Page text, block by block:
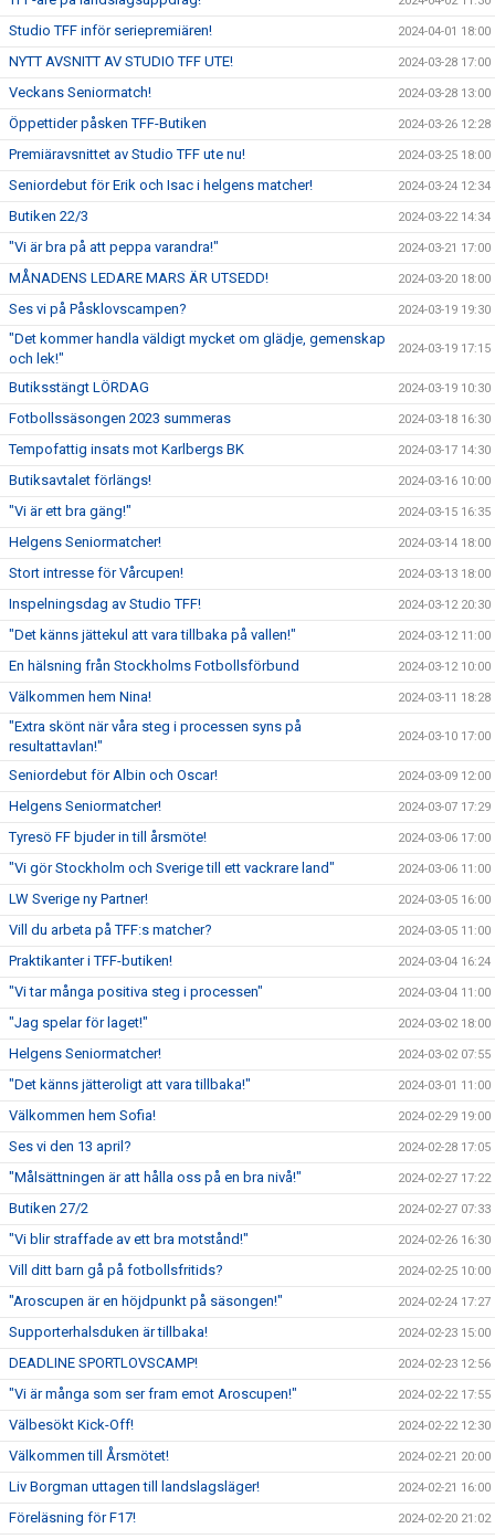
Studio TFF inför seriepremiären! 2024-04-01 18:00
NYTT AVSNITT AV STUDIO TFF UTE! 2024-03-28 17:00
Veckans Seniormatch! 2024-03-28 13:00
Öppettider påsken TFF-Butiken 2024-03-26 12:28
Premiäravsnittet av Studio TFF ute nu! 2024-03-25 18:00
Seniordebut för Erik och Isac i helgens matcher! 2024-03-24 12:34
Butiken 22/3 2024-03-22 14:34
"Vi är bra på att peppa varandra!" 2024-03-21 17:00
MÅNADENS LEDARE MARS ÄR UTSEDD! 2024-03-20 18:00
Ses vi på Påsklovscampen? 2024-03-19 19:30
"Det kommer handla väldigt mycket om glädje, gemenskap
och lek!"
2024-03-19 17:15
Butiksstängt LÖRDAG 2024-03-19 10:30
Fotbollssäsongen 2023 summeras 2024-03-18 16:30
Tempofattig insats mot Karlbergs BK 2024-03-17 14:30
Butiksavtalet förlängs! 2024-03-16 10:00
"Vi är ett bra gäng!" 2024-03-15 16:35
Helgens Seniormatcher! 2024-03-14 18:00
Stort intresse för Vårcupen! 2024-03-13 18:00
Inspelningsdag av Studio TFF! 2024-03-12 20:30
"Det känns jättekul att vara tillbaka på vallen!" 2024-03-12 11:00
En hälsning från Stockholms Fotbollsförbund 2024-03-12 10:00
Välkommen hem Nina! 2024-03-11 18:28
"Extra skönt när våra steg i processen syns på
resultattavlan!"
2024-03-10 17:00
Seniordebut för Albin och Oscar! 2024-03-09 12:00
Helgens Seniormatcher! 2024-03-07 17:29
Tyresö FF bjuder in till årsmöte! 2024-03-06 17:00
"Vi gör Stockholm och Sverige till ett vackrare land" 2024-03-06 11:00
LW Sverige ny Partner! 2024-03-05 16:00
Vill du arbeta på TFF:s matcher? 2024-03-05 11:00
Praktikanter i TFF-butiken! 2024-03-04 16:24
"Vi tar många positiva steg i processen" 2024-03-04 11:00
"Jag spelar för laget!" 2024-03-02 18:00
Helgens Seniormatcher! 2024-03-02 07:55
"Det känns jätteroligt att vara tillbaka!" 2024-03-01 11:00
Välkommen hem Sofia! 2024-02-29 19:00
Ses vi den 13 april? 2024-02-28 17:05
"Målsättningen är att hålla oss på en bra nivå!" 2024-02-27 17:22
Butiken 27/2 2024-02-27 07:33
"Vi blir straffade av ett bra motstånd!" 2024-02-26 16:30
Vill ditt barn gå på fotbollsfritids? 2024-02-25 10:00
"Aroscupen är en höjdpunkt på säsongen!" 2024-02-24 17:27
Supporterhalsduken är tillbaka! 2024-02-23 15:00
DEADLINE SPORTLOVSCAMP! 2024-02-23 12:56
"Vi är många som ser fram emot Aroscupen!" 2024-02-22 17:55
Välbesökt Kick-Off! 2024-02-22 12:30
Välkommen till Årsmötet! 2024-02-21 20:00
Liv Borgman uttagen till landslagsläger! 2024-02-21 16:00
Föreläsning för F17! 2024-02-20 21:02